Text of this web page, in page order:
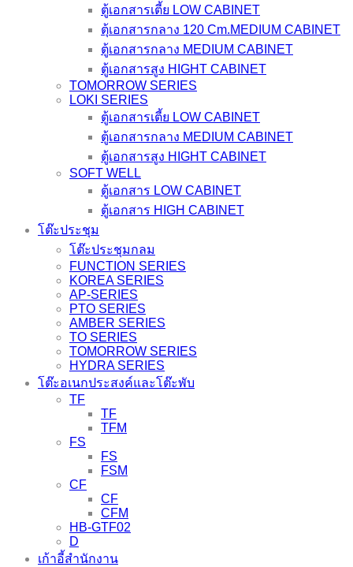
ตู้เอกสารเตี้ย LOW CABINET
ตุ้เอกสารกลาง 120 Cm.MEDIUM CABINET
ตู้เอกสารกลาง MEDIUM CABINET
ตู้เอกสารสูง HIGHT CABINET
TOMORROW SERIES
LOKI SERIES
ตู้เอกสารเตี้ย LOW CABINET
ตู้เอกสารกลาง MEDIUM CABINET
ตู้เอกสารสูง HIGHT CABINET
SOFT WELL
ตู้เอกสาร LOW CABINET
ตู้เอกสาร HIGH CABINET
โต๊ะประชุม
โต๊ะประชุมกลม
FUNCTION SERIES
KOREA SERIES
AP-SERIES
PTO SERIES
AMBER SERIES
TO SERIES
TOMORROW SERIES
HYDRA SERIES
โต๊ะอเนกประสงค์และโต๊ะพับ
TF
TF
TFM
FS
FS
FSM
CF
CF
CFM
HB-GTF02
D
เก้าอี้สำนักงาน